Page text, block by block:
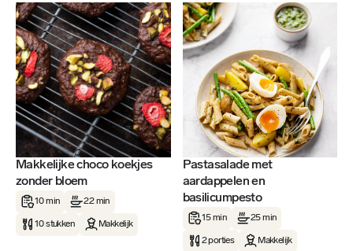
Makkelijke choco koekjes
zonder bloem
10 min 22 min
10 stukken Makkelijk
Pastasalade met
aardappelen en
basilicumpesto
15 min 25 min
2 porties Makkelijk